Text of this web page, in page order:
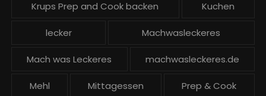
Krups Prep and Cook backen Kuchen
lecker Machwasleckeres
Mach was Leckeres machwasleckeres.de
Mehl Mittagessen Prep & Cook